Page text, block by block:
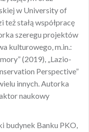
w University of
też stałą współpracę
szeregu projektów
kulturowego, m.in.:
(2019), „Lazio-
Perspective”
innych. Autorka
naukowy
budynek Banku PKO,